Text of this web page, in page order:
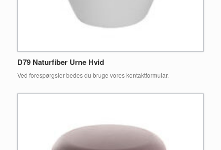
D79 Naturfiber Urne Hvid
Ved forespørgsler bedes du bruge vores kontaktformular.